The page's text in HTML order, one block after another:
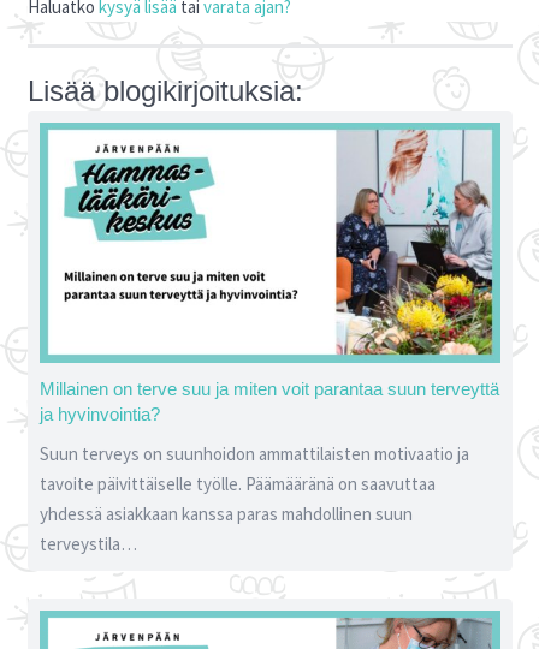
Haluatko kysyä lisää tai varata ajan?
Lisää blogikirjoituksia:
Millainen on terve suu ja miten voit parantaa suun terveyttä
ja hyvinvointia?
Suun terveys on suunhoidon ammattilaisten motivaatio ja
tavoite päivittäiselle työlle. Päämääränä on saavuttaa
yhdessä asiakkaan kanssa paras mahdollinen suun
terveystila…